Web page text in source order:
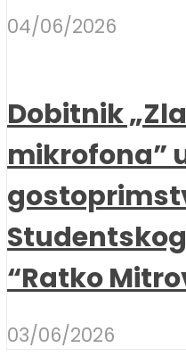
04/06/2026
Dobitnik
mikrofona”
“Ratko
03/06/2026